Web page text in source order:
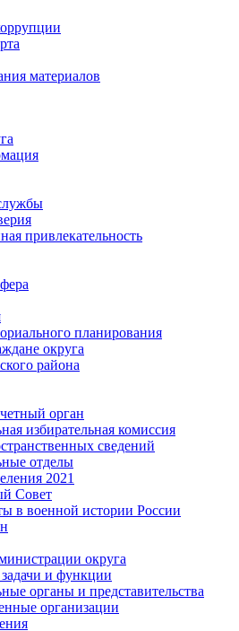
материалов
привлекательность
планирования
округа
района
орган
избирательная комиссия
сведений
отделы
2021
Совет
в военной истории России
округа
и функции
органы и представительства
организации